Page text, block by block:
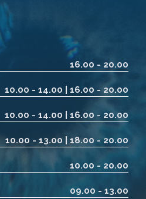
16.00 - 20.00
10.00 - 14.00 | 16.00 - 20.00
10.00 - 14.00 | 16.00 - 20.00
10.00 - 13.00 | 18.00 - 20.00
10.00 - 20.00
09.00 - 13.00